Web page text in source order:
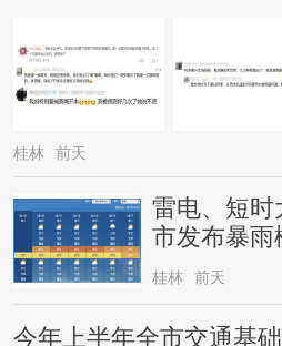
桂林 前天
雷电、短时
市发布暴雨
桂林 前天
今年上半年全市交通基